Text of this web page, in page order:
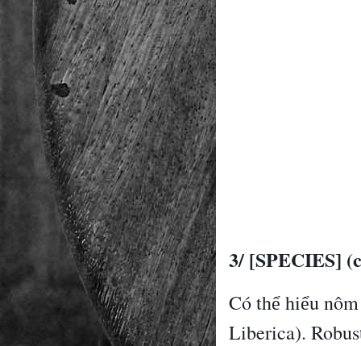
3/ [SPECIES]
Có thể hiểu nô
Liberica).